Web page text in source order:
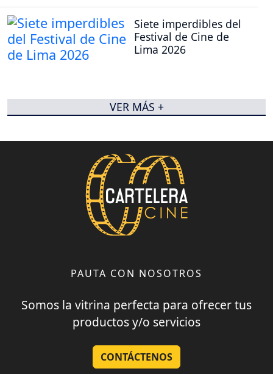
Siete imperdibles del
Festival de Cine de
Lima 2026
VER MÁS +
PAUTA CON NOSOTROS
Somos la vitrina perfecta para ofrecer tus
productos y/o servicios
CONTÁCTENOS